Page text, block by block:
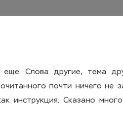
Слова другие, тема
почти ничего не
инструкция. Сказано